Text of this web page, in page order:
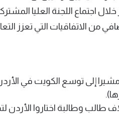
دولار وستتعزز خلال اجتماع اللجنة
من الاتفاقيات التي تعزز
مشيرا إلى توسع الكويت في
طالب وطالبة اختاروا الأردن